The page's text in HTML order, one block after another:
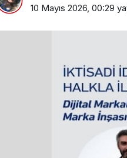
10 Mayıs 2026, 00:29